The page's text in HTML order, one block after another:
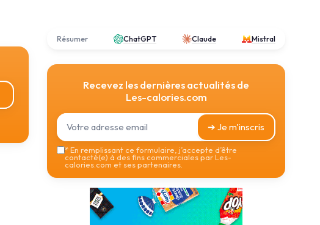
Résumer ChatGPT Claude Mistral
Recevez les dernières actualités de
Les-calories.com
➔ Je m'inscris
*En remplissant ce formulaire, j’accepte d’être
contacté(e) à des fins commerciales par Les-
calories.com et ses partenaires.